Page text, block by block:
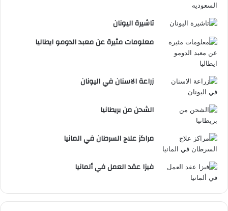
تاشيرة اليونان
معلومات مثيرة عن معبد الدومو ايطاليا
زراعة الاسنان في اليونان
الشحن من بريطانيا
مراكز علاج السرطان في المانيا
فيزا عقد العمل في ألمانيا